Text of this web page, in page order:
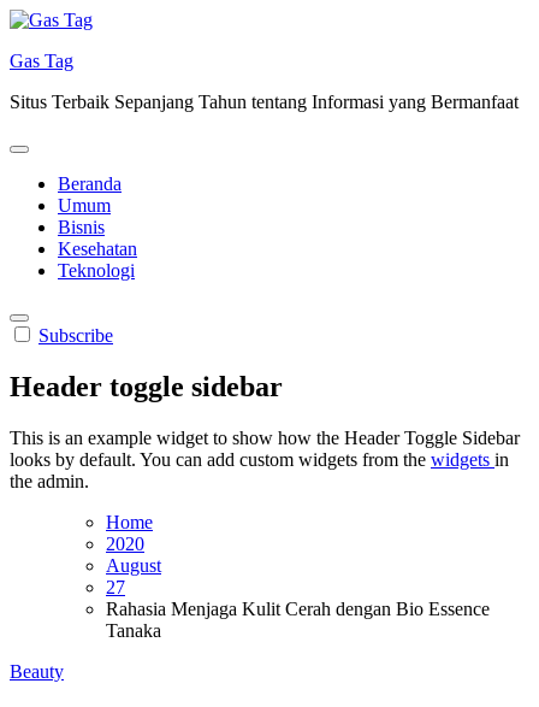
Skip
content
Gas Tag
Situs Terbaik Sepanjang Tahun tentang Informasi yang Bermanfaat
Beranda
Umum
Bisnis
Kesehatan
Teknologi
Subscribe
Header toggle sidebar
This is an example widget to show how the Header Toggle Sidebar
looks by default. You can add custom widgets from the widgets in
the admin.
Home
2020
August
27
Rahasia Menjaga Kulit Cerah dengan Bio Essence
Tanaka
Beauty